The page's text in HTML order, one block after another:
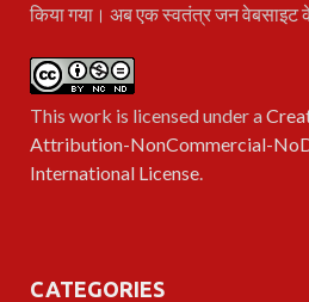
किया गया। अब एक स्वतंत्र जन
This work is licensed under a
Attribution-NonCommercial-
International License.
CATEGORIES